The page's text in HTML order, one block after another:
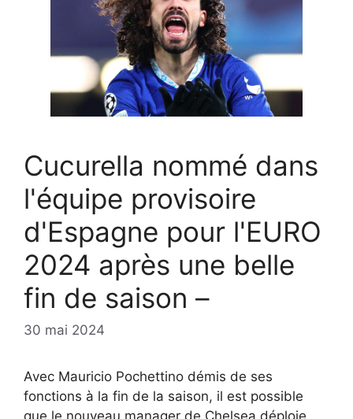
Cucurella nommé dans
l'équipe provisoire
d'Espagne pour l'EURO
2024 après une belle
fin de saison –
30 mai 2024
Avec Mauricio Pochettino démis de ses
fonctions à la fin de la saison, il est possible